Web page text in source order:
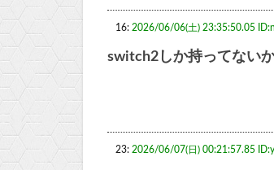
16: 2026/06/06(土) 23:35:50.05
switch2しか持ってない
23: 2026/06/07(日) 00:21:57.85